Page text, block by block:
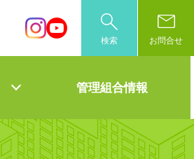
検索 お問合せ
管理組合情報